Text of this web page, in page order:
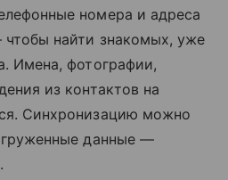
номера и адреса
найти знакомых, уже
Имена, фотографии,
из контактов на
Синхронизацию можно
данные —